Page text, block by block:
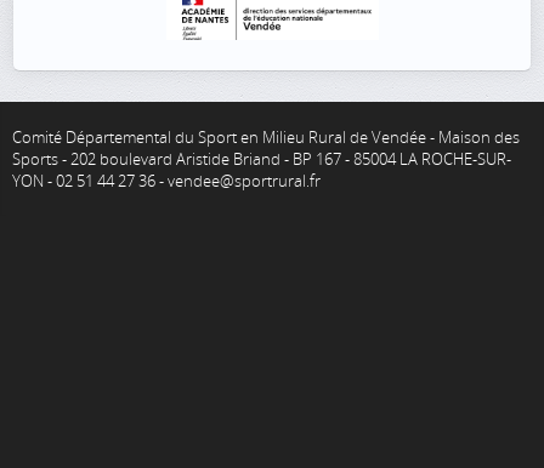
Comité Départemental du Sport en Milieu Rural de Vendée - Maison des
Sports - 202 boulevard Aristide Briand - BP 167 - 85004 LA ROCHE-SUR-
YON - 02 51 44 27 36 - vendee@sportrural.fr